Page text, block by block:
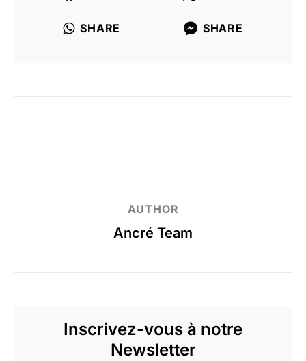
SHARE SHARE
AUTHOR
Ancré Team
Inscrivez-vous à notre
Newsletter